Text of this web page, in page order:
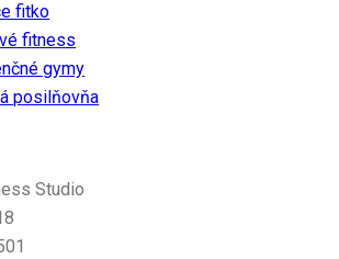
fitko
fitness
gymy
posilňovňa
Studio